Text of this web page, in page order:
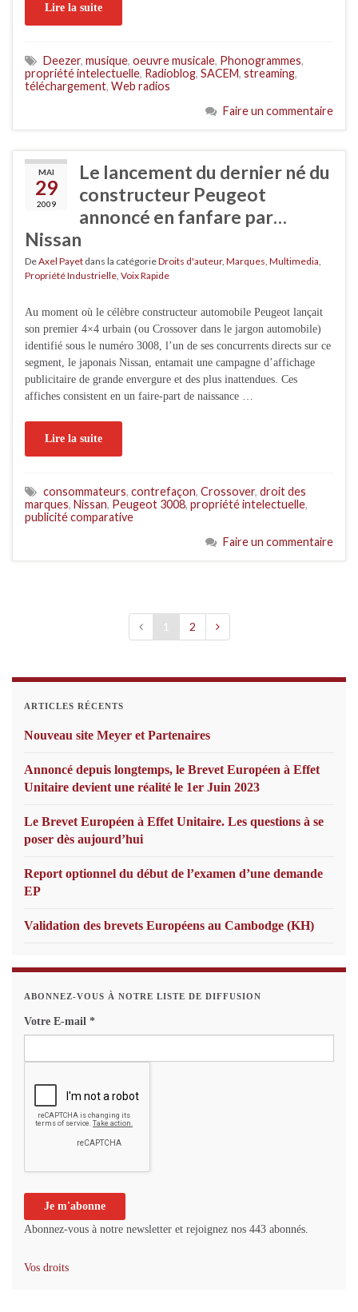
Lire la suite
Deezer, musique, oeuvre musicale, Phonogrammes,
propriété intelectuelle, Radioblog, SACEM, streaming,
téléchargement, Web radios
Faire un commentaire
MAI
29
2009
Le lancement du dernier né du
constructeur Peugeot
annoncé en fanfare par…
Nissan
DeAxel Payet dans la catégorieDroits d'auteur, Marques Multimedia
Propriété Industrielle Voix Rapide
Au moment où le célèbre constructeur automobile Peugeot lançait
son premier 4×4 urbain (ou Crossover dans le jargon automobile)
identifié sous le numéro 3008, l’un de ses concurrents directs sur ce
segment, le japonais Nissan, entamait une campagne d’affichage
publicitaire de grande envergure et des plus inattendues. Ces
affiches consistent en un faire-part de naissance …
Lire la suite
consommateurs, contrefaçon, Crossover, droit des
marques, Nissan, Peugeot 3008, propriété intelectuelle,
publicité comparative
Faire un commentaire
1 2
ARTICLES RÉCENTS
Nouveau site Meyer et Partenaires
Annoncé depuis longtemps, le Brevet Européen à Effet
Unitaire devient une réalité le 1er Juin 2023
Le Brevet Européen à Effet Unitaire. Les questions à se
poser dès aujourd’hui
Report optionnel du début de l’examen d’une demande
EP
Validation des brevets Européens au Cambodge (KH)
ABONNEZ-VOUS À NOTRE LISTE DE DIFFUSION
Votre E-mail *
Abonnez-vous à notre newsletter et rejoignez nos 443 abonnés.
Vos droits